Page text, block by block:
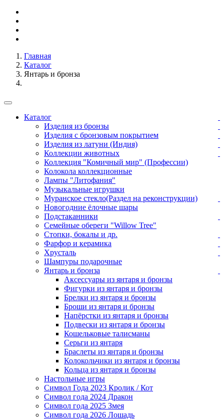
Главная
Каталог
Янтарь и бронза
Каталог
Изделия из бронзы
Изделия с бронзовым покрытием
Изделия из латуни (Индия)
Коллекции животных
Коллекция "Комичный мир" (Профессии)
Колокола коллекционные
Лампы "Литофания"
Музыкальные игрушки
Муранское стекло(Раздел на реконструкции)
Новогодние ёлочные шары
Подстаканники
Семейные обереги "Willow Tree"
Стопки, бокалы и др.
Фарфор и керамика
Хрусталь
Шампуры подарочные
Янтарь и бронза
Аксессуары из янтаря и бронзы
Фигурки из янтаря и бронзы
Брелки из янтаря и бронзы
Броши из янтаря и бронзы
Напёрстки из янтаря и бронзы
Подвески из янтаря и бронзы
Кошельковые талисманы
Серьги из янтаря
Браслеты из янтаря и бронзы
Колокольчики из янтаря и бронзы
Кольца из янтаря и бронзы
Настольные игры
Символ Года 2023 Кролик / Кот
Символ года 2024 Дракон
Символ года 2025 Змея
Символ года 2026 Лошадь